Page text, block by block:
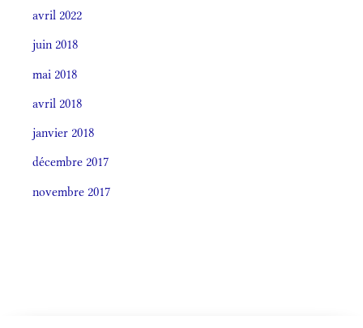
avril 2022
juin 2018
mai 2018
avril 2018
janvier 2018
décembre 2017
novembre 2017